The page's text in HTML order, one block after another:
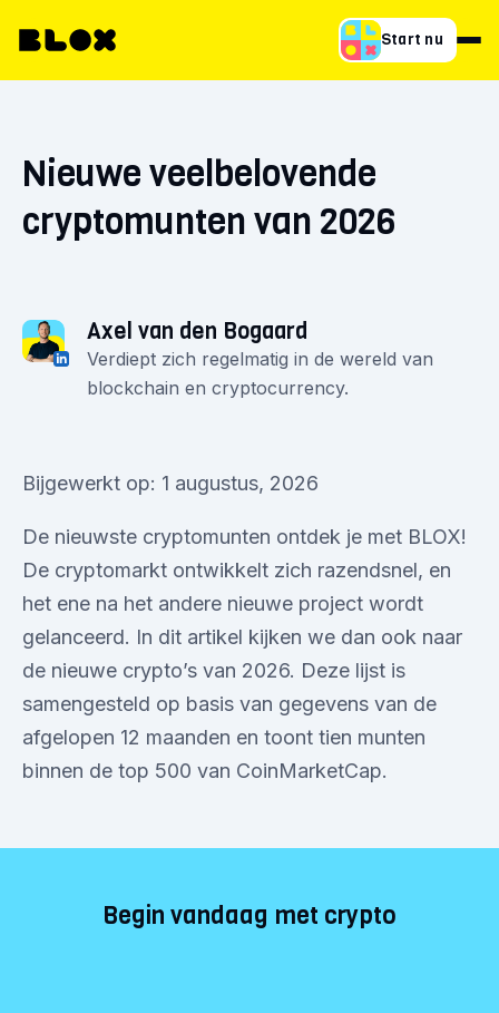
Start nu
Nieuwe veelbelovende
cryptomunten van 2026
Axel van den Bogaard
Verdiept zich regelmatig in de wereld van
blockchain en cryptocurrency.
Bijgewerkt op: 1 augustus, 2026
De nieuwste cryptomunten ontdek je met BLOX!
De cryptomarkt ontwikkelt zich razendsnel, en
het ene na het andere nieuwe project wordt
gelanceerd. In dit artikel kijken we dan ook naar
de nieuwe crypto’s van 2026. Deze lijst is
samengesteld op basis van gegevens van de
afgelopen 12 maanden en toont tien munten
binnen de top 500 van CoinMarketCap.
Begin vandaag met crypto